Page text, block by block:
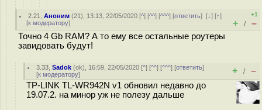
2.21 ,Аноним (21), 13:13, 22/05/2020 [^] [^^] [^^^] [ответить][↓] [↑]
[к модератору]
+1
+ / –
Точно 4 Gb RAM? А то ему все остальные роутеры
завидовать будут!
3.33 ,Sadok (ok), 16:59, 22/05/2020 [^] [^^] [^^^] [ответить]
[к модератору] + / –
TP-LINK TL-WR942N v1 обновил недавно до
19.07.2. на минор уж не полезу дальше